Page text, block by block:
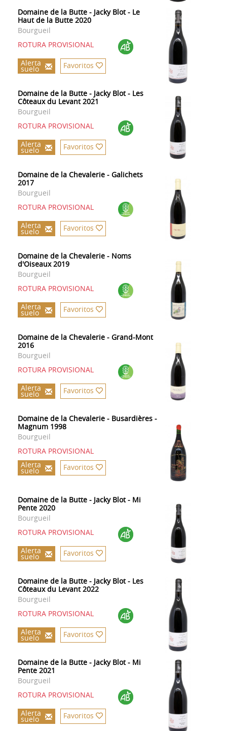
Domaine de la Butte - Jacky Blot - Le
Haut de la Butte 2020
Bourgueil
ROTURA PROVISIONAL
Alerta
suelo Favoritos
Domaine de la Butte - Jacky Blot - Les
Côteaux du Levant 2021
Bourgueil
ROTURA PROVISIONAL
Alerta
suelo Favoritos
Domaine de la Chevalerie - Galichets
2017
Bourgueil
ROTURA PROVISIONAL
Alerta
suelo Favoritos
Domaine de la Chevalerie - Noms
d'Oiseaux 2019
Bourgueil
ROTURA PROVISIONAL
Alerta
suelo Favoritos
Domaine de la Chevalerie - Grand-Mont
2016
Bourgueil
ROTURA PROVISIONAL
Alerta
suelo Favoritos
Domaine de la Chevalerie - Busardières -
Magnum 1998
Bourgueil
ROTURA PROVISIONAL
Alerta
suelo Favoritos
Domaine de la Butte - Jacky Blot - Mi
Pente 2020
Bourgueil
ROTURA PROVISIONAL
Alerta
suelo Favoritos
Domaine de la Butte - Jacky Blot - Les
Côteaux du Levant 2022
Bourgueil
ROTURA PROVISIONAL
Alerta
suelo Favoritos
Domaine de la Butte - Jacky Blot - Mi
Pente 2021
Bourgueil
ROTURA PROVISIONAL
Alerta
suelo Favoritos